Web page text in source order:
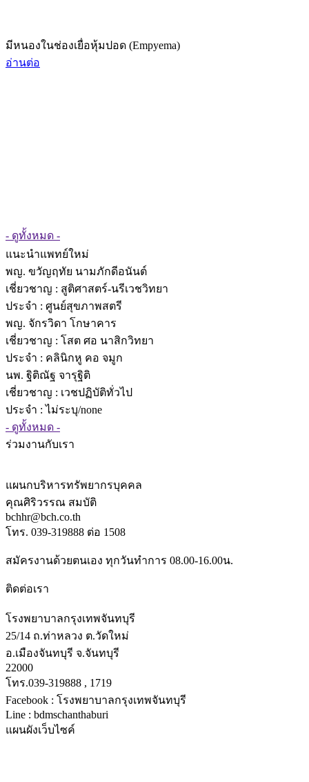
มีหนองในช่องเยื่อหุ้มปอด (Empyema)
อ่านต่อ
- ดูทั้งหมด -
แนะนำแพทย์ใหม่
พญ. ขวัญฤทัย นามภักดีอนันต์
เชี่ยวชาญ : สูติศาสตร์-นรีเวชวิทยา
ประจำ : ศูนย์สุขภาพสตรี
พญ. จักรวิดา โกษาคาร
เชี่ยวชาญ : โสต ศอ นาสิกวิทยา
ประจำ : คลินิกหู คอ จมูก
นพ. ฐิติณัฐ จารุฐิติ
เชี่ยวชาญ : เวชปฏิบัติทั่วไป
ประจำ : ไม่ระบุ/none
- ดูทั้งหมด -
ร่วมงานกับเรา
แผนกบริหารทรัพยากรบุคคล
คุณศิริวรรณ สมบัติ
bchhr@bch.co.th
โทร. 039-319888 ต่อ 1508
สมัครงานด้วยตนเอง ทุกวันทำการ 08.00-16.00น.
ติดต่อเรา
โรงพยาบาลกรุงเทพจันทบุรี
25/14 ถ.ท่าหลวง ต.วัดใหม่
อ.เมืองจันทบุรี จ.จันทบุรี
22000
โทร.039-319888 , 1719
Facebook : โรงพยาบาลกรุงเทพจันทบุรี
Line : bdmschanthaburi
แผนผังเว็บไซค์